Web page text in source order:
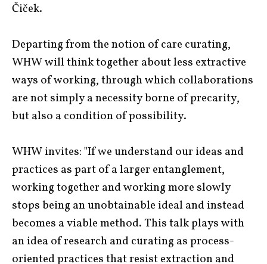
Čiček.
Departing from the notion of care curating,
WHWwill think together about less extractive
ways of working, through which collaborations
are not simply a necessity borne of precarity,
but also a condition of possibility.
WHW invites: "If we understand our ideas and
practices as part of a larger entanglement,
working together and working more slowly
stops being an unobtainable ideal and instead
becomes a viable method. This talk plays with
an idea of research and curating as process-
oriented practices that resist extraction and